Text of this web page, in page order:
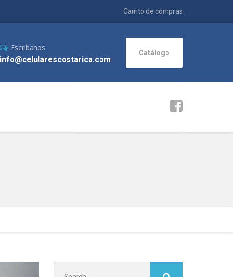
Carrito de compras
Escríbanos
info@celularescostarica.com
Catálogo